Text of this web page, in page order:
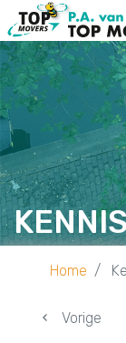
Home
Vorige